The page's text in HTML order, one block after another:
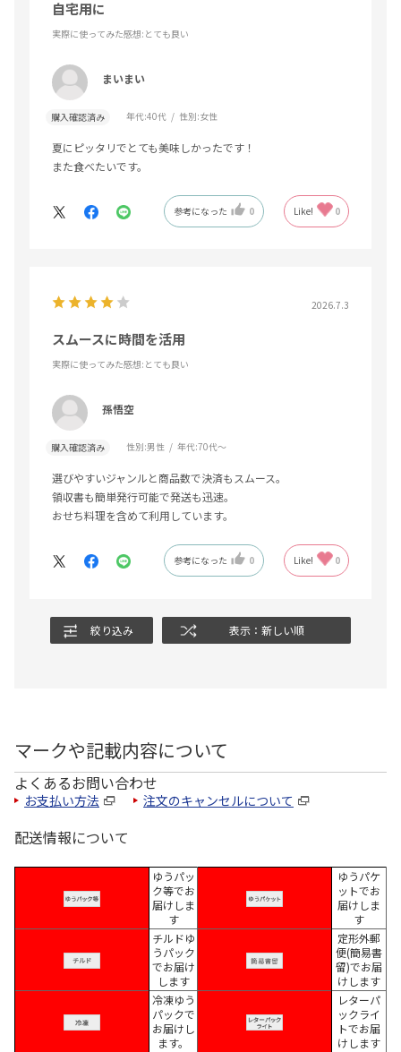
自宅用に
実際に使ってみた感想:とても良い
まいまい
購入確認済み 年代:40代 性別:女性
夏にピッタリでとても美味しかったです！
また食べたいです。
参考になった 0 Like! 0
2026.7.3
スムースに時間を活用
実際に使ってみた感想:とても良い
孫悟空
購入確認済み 性別:男性 年代:70代～
選びやすいジャンルと商品数で決済もスムース。
領収書も簡単発行可能で発送も迅速。
おせち料理を含めて利用しています。
参考になった 0 Like! 0
絞り込み 表示：新しい順
マークや記載内容について
よくあるお問い合わせ
お支払い方法 注文のキャンセルについて
配送情報について
ゆうパッ
ク等でお
届けしま
す
ゆうパケ
ットでお
届けしま
す
チルドゆ
うパック
でお届け
します
定形外郵
便(簡易書
留)でお届
けします
冷凍ゆう
パックで
お届けし
ます。
レターパ
ックライ
トでお届
けします